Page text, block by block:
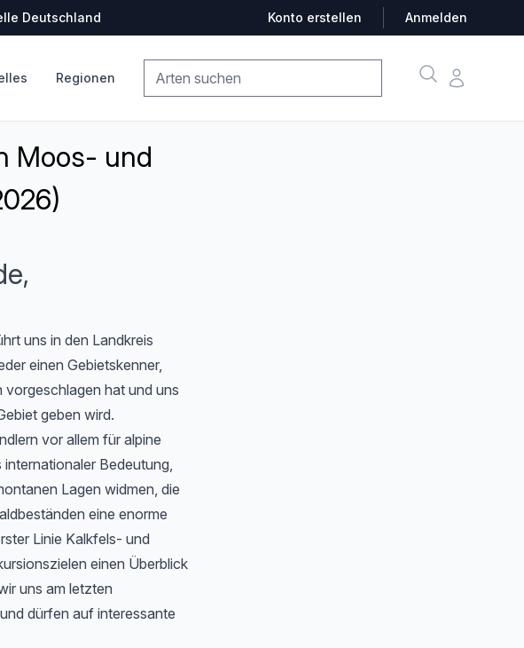
Deutschland Konto erstellen Anmelden
Regionen SucheKonto
Moos- und
uns in den Landkreis
einen Gebietskenner,
vorgeschlagen hat und uns
geben wird.
vor allem für alpine
Bedeutung,
Lagen widmen, die
eine enorme
Linie Kalkfels- und
einen Überblick
uns am letzten
dürfen auf interessante